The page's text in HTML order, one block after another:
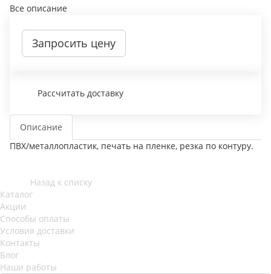
Все описание
Запросить цену
Рассчитать доставку
Описание
ПВХ/металлопластик, печать на пленке, резка по контуру.
Назад к списку
Каталог
Акции
Способы оплаты
Условия доставки
Контакты
Блог
Наши работы